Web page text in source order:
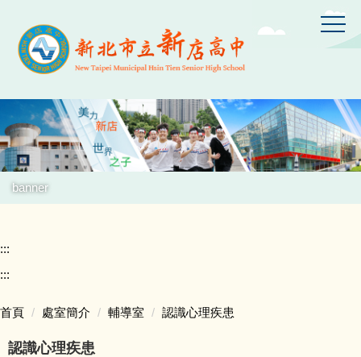
主
容
區
banner
:::
:::
首頁 處室簡介 輔導室 認識心理疾患
認識心理疾患